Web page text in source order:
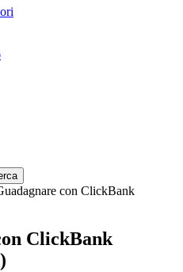
con ClickBank
ClickBank